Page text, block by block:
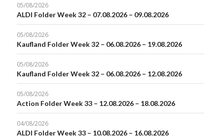
05/08/2026
ALDI Folder Week 32 – 07.08.2026 – 09.08.2026
05/08/2026
Kaufland Folder Week 32 – 06.08.2026 – 19.08.2026
05/08/2026
Kaufland Folder Week 32 – 06.08.2026 – 12.08.2026
05/08/2026
Action Folder Week 33 – 12.08.2026 – 18.08.2026
04/08/2026
ALDI Folder Week 33 – 10.08.2026 – 16.08.2026